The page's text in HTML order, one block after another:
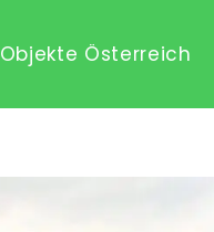
Objekte Österreich